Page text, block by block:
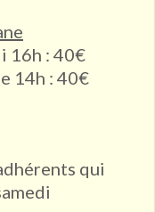
16h : 40€
14h : 40€
qui